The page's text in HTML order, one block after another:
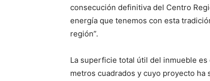
consecución definitiva del Centro
energía que tenemos con esta
región”.
La superficie total útil del inmueble es
metros cuadrados y cuyo proyecto